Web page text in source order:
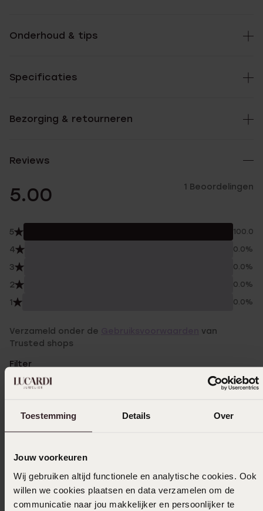
Toestemming Details Over
Jouw voorkeuren
Wij gebruiken altijd functionele en analytische cookies. Ook
willen we cookies plaatsen en data verzamelen om de
communicatie naar jou makkelijker en persoonlijker te
Onderhoud & tips
Specificaties
Bezorging & retourneren
Reviews
5.00 1 Beoordelingen
5 100.0%
4 0.0%
3 0.0%
2 0.0%
1 0.0%
Verzameld onder de
van
Trusted shops
Filter
15-10-2023 - Wendy v.
Dat het van goeie kwaliteit is,vooral voor
en deze wel.